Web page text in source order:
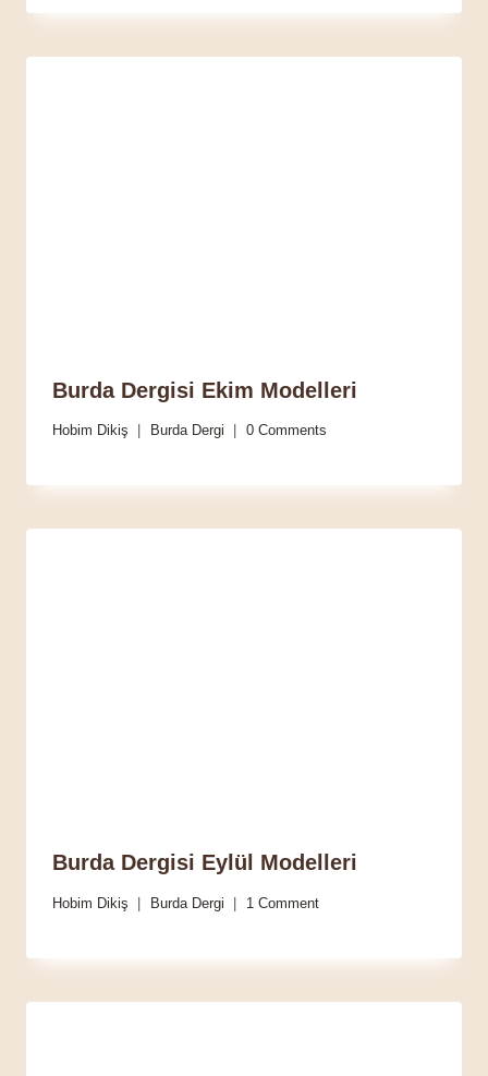
Burda Dergisi Ekim Modelleri
Hobim Dikiş Burda Dergi 0 Comments
Burda Dergisi Eylül Modelleri
Hobim Dikiş Burda Dergi 1 Comment